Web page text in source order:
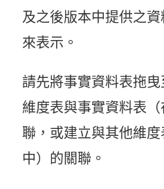
及之後版本中提供之
來表示。
請先將事實資料表拖
維度表與事實資料表
聯，或建立與其他維
中）的關聯。